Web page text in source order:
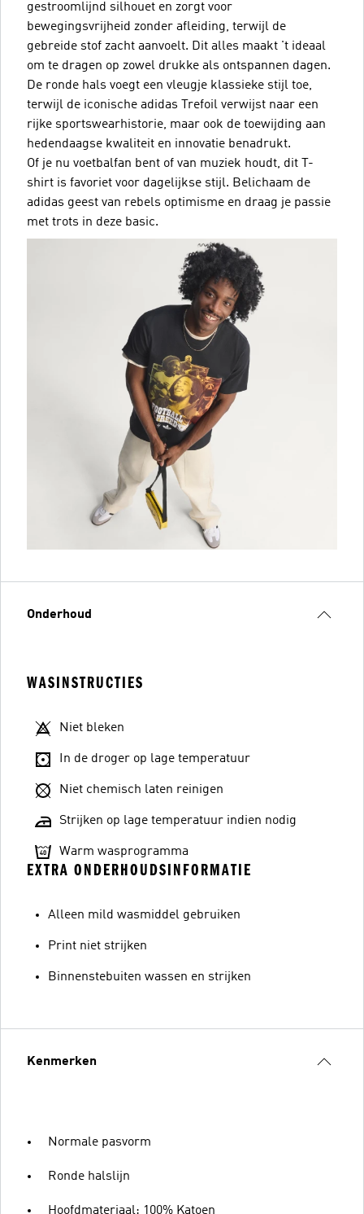
gestroomlijnd silhouet en zorgt voor
bewegingsvrijheid zonder afleiding, terwijl de
gebreide stof zacht aanvoelt. Dit alles maakt 't ideaal
om te dragen op zowel drukke als ontspannen dagen.
De ronde hals voegt een vleugje klassieke stijl toe,
terwijl de iconische adidas Trefoil verwijst naar een
rijke sportswearhistorie, maar ook de toewijding aan
hedendaagse kwaliteit en innovatie benadrukt.
Of je nu voetbalfan bent of van muziek houdt, dit T-
shirt is favoriet voor dagelijkse stijl. Belichaam de
adidas geest van rebels optimisme en draag je passie
met trots in deze basic.
Onderhoud
WASINSTRUCTIES
Niet bleken
In de droger op lage temperatuur
Niet chemisch laten reinigen
Strijken op lage temperatuur indien nodig
Warm wasprogramma
EXTRA ONDERHOUDSINFORMATIE
Alleen mild wasmiddel gebruiken
Print niet strijken
Binnenstebuiten wassen en strijken
Kenmerken
Normale pasvorm
Ronde halslijn
Hoofdmateriaal: 100% Katoen